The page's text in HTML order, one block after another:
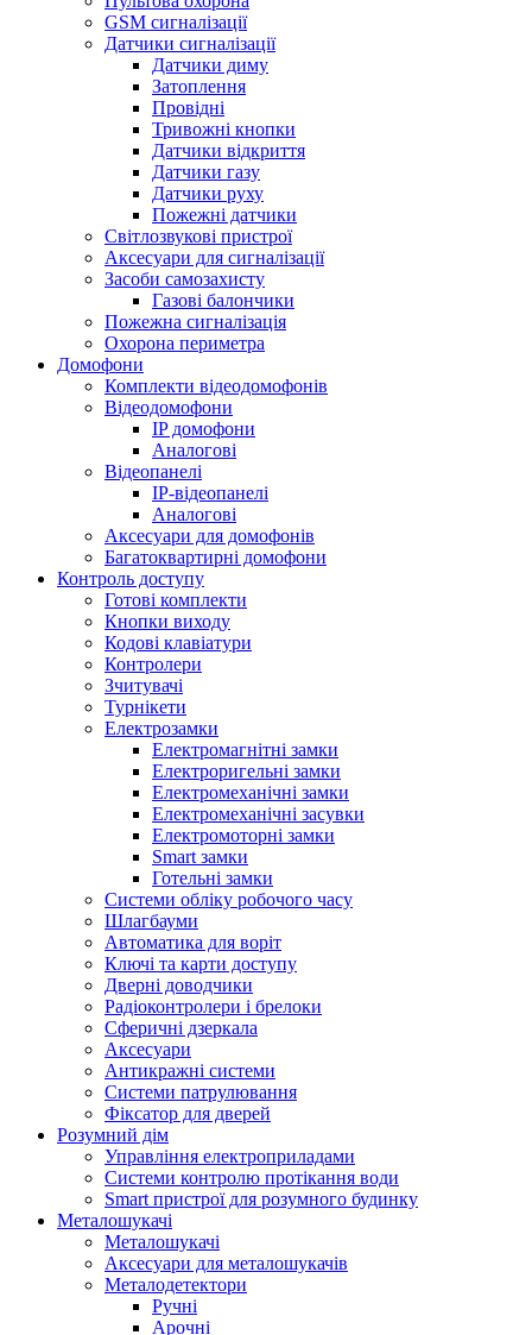
GSM сигналізації
Датчики сигналізації
Датчики диму
Затоплення
Провідні
Тривожні кнопки
Датчики відкриття
Датчики газу
Датчики руху
Пожежні датчики
Світлозвукові пристрої
Аксесуари для сигналізації
Засоби самозахисту
Газові балончики
Пожежна сигналізація
Охорона периметра
Домофони
Комплекти відеодомофонів
Відеодомофони
IP домофони
Аналогові
Відеопанелі
IP-відеопанелі
Аналогові
Аксесуари для домофонів
Багатоквартирні домофони
Контроль доступу
Готові комплекти
Кнопки виходу
Кодові клавіатури
Контролери
Зчитувачі
Турнікети
Електрозамки
Електромагнітні замки
Електроригельні замки
Електромеханічні замки
Електромеханічні засувки
Електромоторні замки
Smart замки
Готельні замки
Системи обліку робочого часу
Шлагбауми
Автоматика для воріт
Ключі та карти доступу
Дверні доводчики
Радіоконтролери і брелоки
Сферичні дзеркала
Аксесуари
Антикражні системи
Системи патрулювання
Фіксатор для дверей
Розумний дім
Управління електроприладами
Системи контролю протікання води
Smart пристрої для розумного будинку
Металошукачі
Металошукачі
Аксесуари для металошукачів
Металодетектори
Ручні
Арочні